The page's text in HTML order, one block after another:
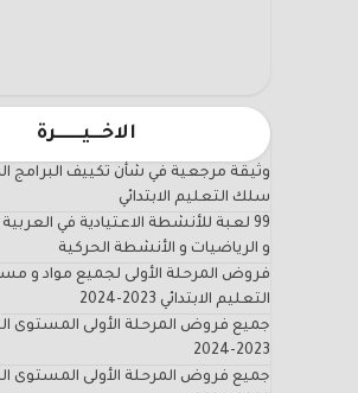
الاخـــيـــــــرة
وثيقة مرجعية في شأن تكييف البرامج
سلك التعليم الابتدائي
99 لعبة للأنشطة الاعتيادية في
و الرياضيات و الأنشطة الحركية
فروض المرحلة الأولى لجميع مواد و
التعليم الابتدائي 2023-2024
جميع فروض المرحلة الأولى المستوى
2023-2024
جميع فروض المرحلة الأولى المستوى